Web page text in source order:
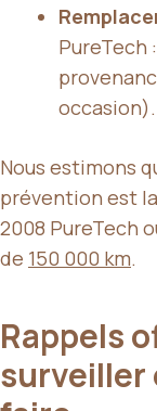
PureTech :
occasion).
Nous estimons
prévention est
2008 PureTech
de 150 000 km.
Rappels
surveiller